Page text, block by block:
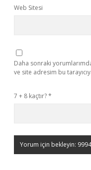
Web Sitesi
Daha sonraki
ve site adresim bu
7 + 8 kaçtır?*